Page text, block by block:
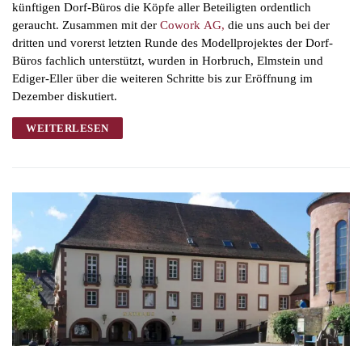
künftigen Dorf-Büros die Köpfe aller Beteiligten ordentlich
geraucht. Zusammen mit der Cowork AG, die uns auch bei der
dritten und vorerst letzten Runde des Modellprojektes der Dorf-
Büros fachlich unterstützt, wurden in Horbruch, Elmstein und
Ediger-Eller über die weiteren Schritte bis zur Eröffnung im
Dezember diskutiert.
WEITERLESEN